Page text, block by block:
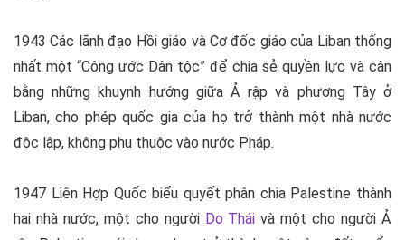
1943 Các lãnh đạo Hồi giáo và Cơ đốc giáo của Liban thống
nhất một “Công ước Dân tộc” để chia sẻ quyền lực và cân
bằng những khuynh hướng giữa Ả rập và phương Tây ở
Liban, cho phép quốc gia của họ trở thành một nhà nước
độc lập, không phụ thuộc vào nước Pháp.
1947 Liên Hợp Quốc biểu quyết phân chia Palestine thành
hai nhà nước, một cho người Do Thái và một cho người Ả